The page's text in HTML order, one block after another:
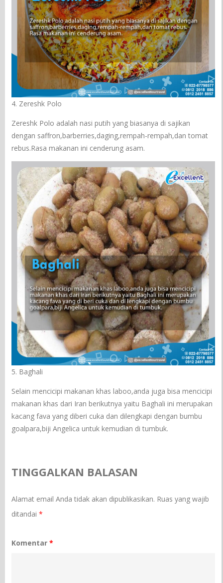
4. Zereshk Polo
Zereshk Polo adalah nasi putih yang biasanya di sajikan
dengan saffron,barberries,daging,rempah-rempah,dan tomat
rebus.Rasa makanan ini cenderung asam.
5. Baghali
Selain mencicipi makanan khas laboo,anda juga bisa mencicipi
makanan khas dari Iran berikutnya yaitu Baghali ini merupakan
kacang fava yang diberi cuka dan dilengkapi dengan bumbu
goalpara,biji Angelica untuk kemudian di tumbuk.
TINGGALKAN BALASAN
Alamat email Anda tidak akan dipublikasikan. Ruas yang wajib
ditandai*
Komentar*